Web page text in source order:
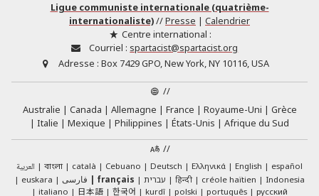
Ligue communiste internationale (quatrième-
internationaliste)//Presse | Calendrier
Centre international :
Courriel : spartacist@spartacist.org
Adresse : Box 7429 GPO, New York, NY 10116, USA
//
Australie
Canada Allemagne France Royaume-Uni
Grèce
Italie
Mexique Philippines États-Unis
Afrique du Sud
//
العربية বাংলা català Cebuano Deutsch Ελληνικά English
español
euskara
فارسی français עברית हिन्दी créole haïtien
Indonesia
italiano
日本語 한국어 kurdî polski português русский